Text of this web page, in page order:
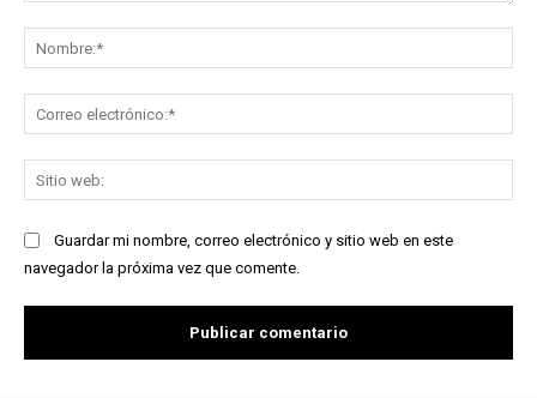
Guardar mi nombre, correo electrónico y sitio web en este
navegador la próxima vez que comente.